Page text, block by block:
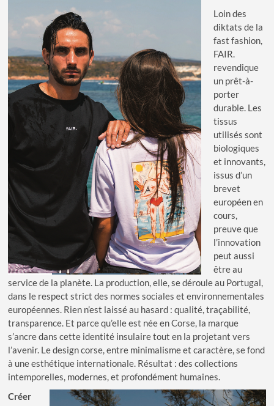
Loin des
diktats de la
fast fashion,
FAIR.
revendique
un prêt-à-
porter
durable. Les
tissus
utilisés sont
biologiques
et innovants,
issus d’un
brevet
européen en
cours,
preuve que
l’innovation
peut aussi
être au
service de la planète. La production, elle, se déroule au Portugal,
dans le respect strict des normes sociales et environnementales
européennes. Rien n’est laissé au hasard : qualité, traçabilité,
transparence. Et parce qu’elle est née en Corse, la marque
s’ancre dans cette identité insulaire tout en la projetant vers
l’avenir. Le design corse, entre minimalisme et caractère, se fond
à une esthétique internationale. Résultat : des collections
intemporelles, modernes, et profondément humaines.
Créer